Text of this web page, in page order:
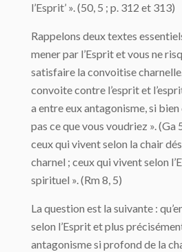
l’Esprit’ ». (50, 5 ; p. 312 et 313)
Rappelons deux textes
mener par l’Esprit et vous ne
satisfaire la convoitise
convoite contre l’esprit et
a entre eux antagonisme, si
pas ce que vous voudriez ». (Ga
ceux qui vivent selon la chair
charnel ; ceux qui vivent selon
spirituel ». (Rm 8, 5)
La question est la suivante :
selon l’Esprit et plus
antagonisme si profond de la